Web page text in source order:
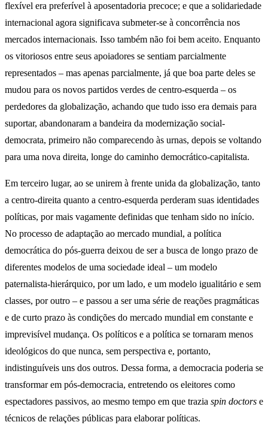
flexível era preferível à aposentadoria precoce; e que a solidariedade
internacional agora significava submeter-se à concorrência nos
mercados internacionais. Isso também não foi bem aceito. Enquanto
os vitoriosos entre seus apoiadores se sentiam parcialmente
representados – mas apenas parcialmente, já que boa parte deles se
mudou para os novos partidos verdes de centro-esquerda – os
perdedores da globalização, achando que tudo isso era demais para
suportar, abandonaram a bandeira da modernização social-
democrata, primeiro não comparecendo às urnas, depois se voltando
para uma nova direita, longe do caminho democrático-capitalista.
Em terceiro lugar, ao se unirem à frente unida da globalização, tanto
a centro-direita quanto a centro-esquerda perderam suas identidades
políticas, por mais vagamente definidas que tenham sido no início.
No processo de adaptação ao mercado mundial, a política
democrática do pós-guerra deixou de ser a busca de longo prazo de
diferentes modelos de uma sociedade ideal – um modelo
paternalista-hierárquico, por um lado, e um modelo igualitário e sem
classes, por outro – e passou a ser uma série de reações pragmáticas
e de curto prazo às condições do mercado mundial em constante e
imprevisível mudança. Os políticos e a política se tornaram menos
ideológicos do que nunca, sem perspectiva e, portanto,
indistinguíveis uns dos outros. Dessa forma, a democracia poderia se
transformar em pós-democracia, entretendo os eleitores como
espectadores passivos, ao mesmo tempo em que trazia spin doctors e
técnicos de relações públicas para elaborar políticas.